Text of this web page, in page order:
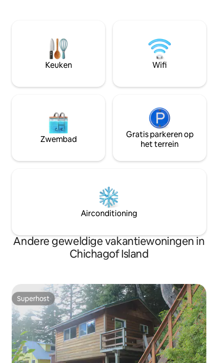
in warmwaterbronnen of buiten op
zeevissen op zalm of heilbot — je zult
het heerlijk vinden om thuis te komen
om het prachtige uitzicht van de
broodrooster,
en friteuse.
samen met de tv/
woonkamer. Het Hot Springs-bad aan de
er klaar voor
Keuken Wifi
Zwembad
Gratis parkeren op
het terrein
Airconditioning
Andere geweldige vakantiewoningen in
Chichagof Island
Superhost
Superhost